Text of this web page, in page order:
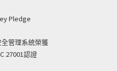
Pledge
管理系統榮獲
27001認證